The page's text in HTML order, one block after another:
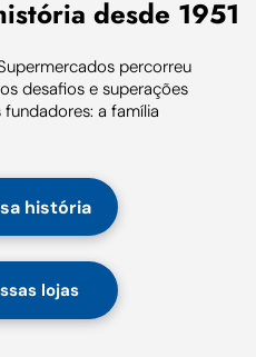
desde 1951
percorreu
desafios e superações
a família
história
lojas